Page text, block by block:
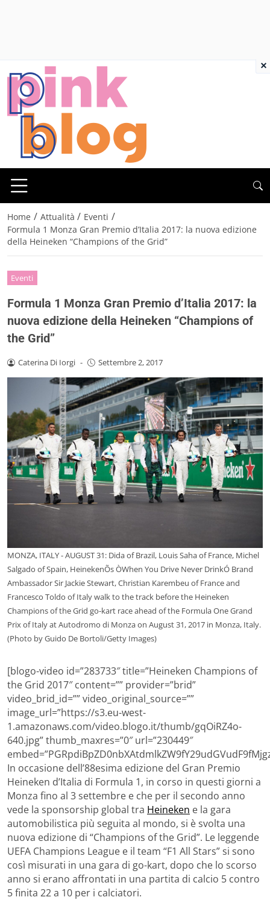
Home / Attualità / Eventi /
Formula 1 Monza Gran Premio d’Italia 2017: la nuova edizione
della Heineken “Champions of the Grid”
Eventi
Formula 1 Monza Gran Premio d’Italia 2017: la
nuova edizione della Heineken “Champions of
the Grid”
Caterina Di Iorgi - Settembre 2, 2017
MONZA, ITALY - AUGUST 31: Dida of Brazil, Louis Saha of France, Michel
Salgado of Spain, HeinekenÕs ÒWhen You Drive Never DrinkÓ Brand
Ambassador Sir Jackie Stewart, Christian Karembeu of France and
Francesco Toldo of Italy walk to the track before the Heineken
Champions of the Grid go-kart race ahead of the Formula One Grand
Prix of Italy at Autodromo di Monza on August 31, 2017 in Monza, Italy.
(Photo by Guido De Bortoli/Getty Images)
[blogo-video id=”283733″ title=”Heineken Champions of
the Grid 2017″ content=”” provider=”brid”
video_brid_id=”” video_original_source=””
image_url=”https://s3.eu-west-
1.amazonaws.com/video.blogo.it/thumb/gqOiRZ4o-
640.jpg” thumb_maxres=”0″ url=”230449″
In occasione dell’88esima edizione del Gran Premio
Heineken d’Italia di Formula 1, in corso in questi giorni a
Monza fino al 3 settembre e che per il secondo anno
vede la sponsorship global tra Heineken e la gara
automobilistica più seguita al mondo, si è svolta una
nuova edizione di “Champions of the Grid”. Le leggende
UEFA Champions League e il team “F1 All Stars” si sono
così misurati in una gara di go-kart, dopo che lo scorso
anno si erano affrontati in una partita di calcio 5 contro
5 finita 22 a 10 per i calciatori.
×